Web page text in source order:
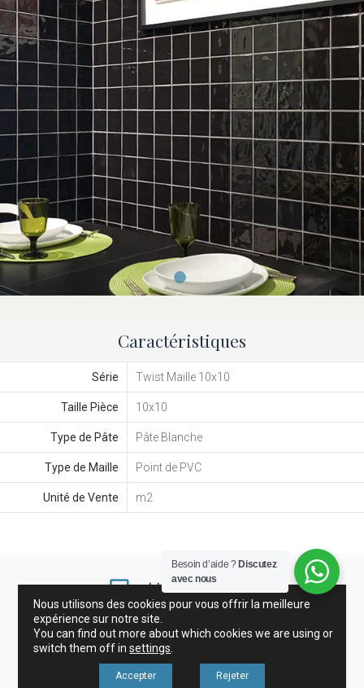
Caractéristiques
Série Twist Maille 10x10
Taille Pièce 10x10
Type de Pâte Pâte Blanche
Type de Maille Point de PVC
Unité de Vente m2
Grès Cérame et Carreaux Décoration
Nous utilisons des cookies pour vous offrir la meilleure
expérience sur notre site.
You can find out more about which cookies we are using or
switch them off insettings
Accepter Rejeter
Besoin d’aide ? Discutez
avec nous